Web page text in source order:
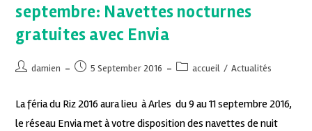
septembre: Navettes nocturnes
gratuites avec Envia
damien 5 September 2016 accueil / Actualités
La féria du Riz 2016 aura lieu à Arles du 9 au 11 septembre 2016,
le réseau Envia met à votre disposition des navettes de nuit